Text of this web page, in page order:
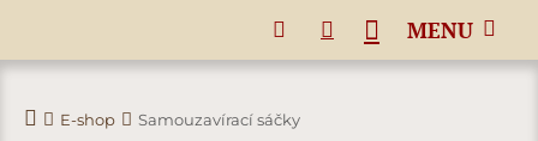
E-shop Samouzavírací sáčky
MENU